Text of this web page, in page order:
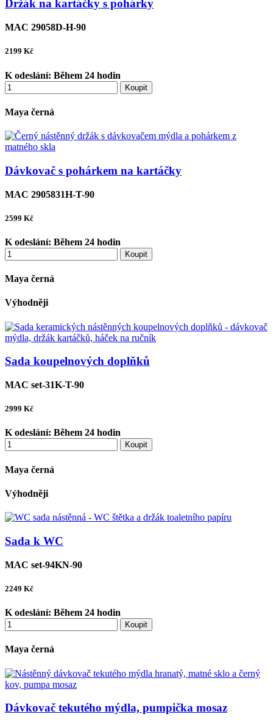
Držák na kartáčky s pohárky
MAC 29058D-H-90
2199 Kč
K odeslání: Během 24 hodin
Koupit
Maya černá
Dávkovač s pohárkem na kartáčky
MAC 2905831H-T-90
2599 Kč
K odeslání: Během 24 hodin
Koupit
Maya černá
Výhodněji
Sada koupelnových doplňků
MAC set-31K-T-90
2999 Kč
K odeslání: Během 24 hodin
Koupit
Maya černá
Výhodněji
Sada k WC
MAC set-94KN-90
2249 Kč
K odeslání: Během 24 hodin
Koupit
Maya černá
Dávkovač tekutého mýdla, pumpička mosaz